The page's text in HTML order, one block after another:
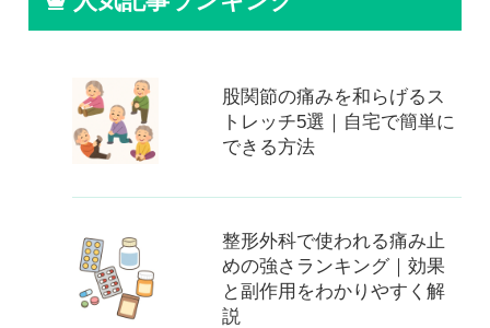
股関節の痛みを和らげるス
トレッチ5選｜自宅で簡単に
できる方法
整形外科で使われる痛み止
めの強さランキング｜効果
と副作用をわかりやすく解
説